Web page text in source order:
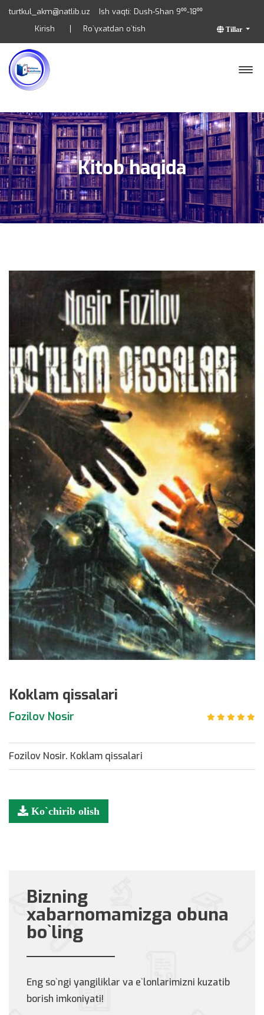
turtkul_akm@natlib.uz Ish vaqti: Dush-Shan 9⁰⁰-18⁰⁰
Tillar
Kirish Ro`yxatdan o`tish
Kitob haqida
Koklam qissalari
Fozilov Nosir
Fozilov Nosir. Koklam qissalari
Ko`chirib olish
Bizning
xabarnomamizga obuna
bo`ling
Eng so`ngi yangiliklar va e`lonlarimizni kuzatib
borish imkoniyati!